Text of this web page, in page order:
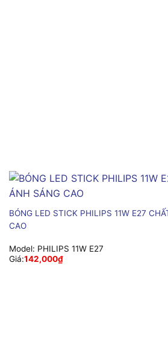
BÓNG LED STICK PHILIPS 11W E27
CAO
Model: PHILIPS 11W E27
Giá:142,000₫